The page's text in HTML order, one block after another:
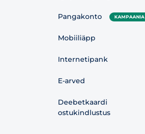
Pangakonto KAMPAANIA
Mobiiliäpp
Internetipank
E-arved
Deebetkaardi
ostukindlustus